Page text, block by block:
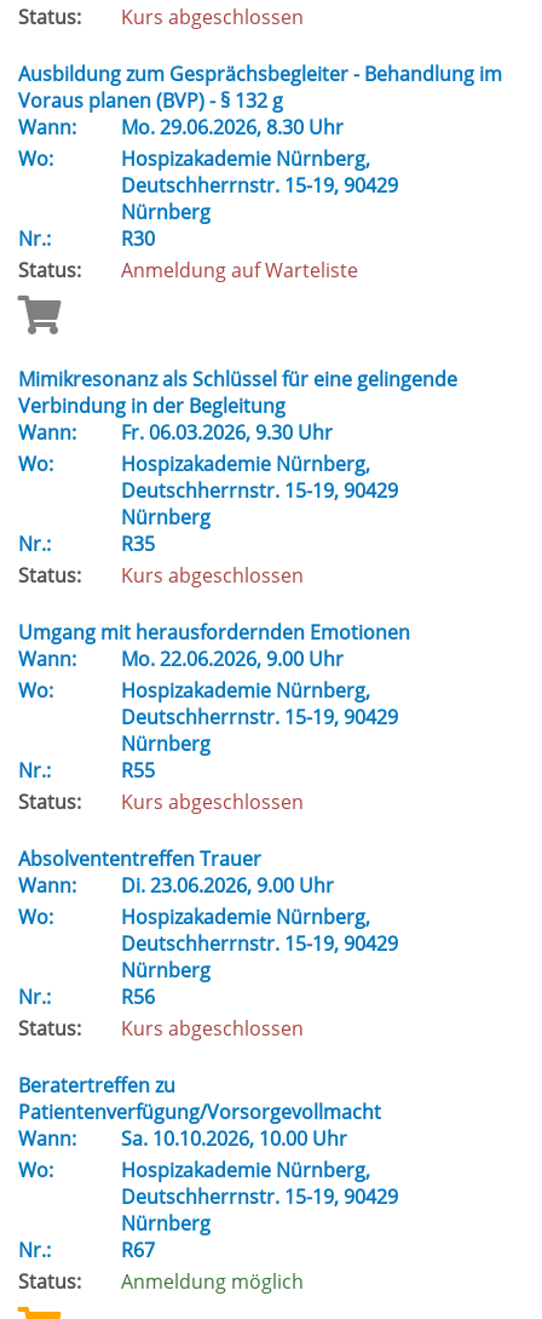
Status:
Kurs abgeschlossen
Ausbildung zum Gesprächsbegleiter - Behandlung im
Voraus planen (BVP) - § 132 g
Wann:
Mo.29.06.2026, 8.30 Uhr
Wo:
Hospizakademie Nürnberg,
Deutschherrnstr. 15-19, 90429
Nürnberg
Nr.:
R30
Status:
Anmeldung auf Warteliste
Mimikresonanz als Schlüssel für eine gelingende
Verbindung in der Begleitung
Wann:
Fr.06.03.2026, 9.30 Uhr
Wo:
Hospizakademie Nürnberg,
Deutschherrnstr. 15-19, 90429
Nürnberg
Nr.:
R35
Status:
Kurs abgeschlossen
Umgang mit herausfordernden Emotionen
Wann:
Mo.22.06.2026, 9.00 Uhr
Wo:
Hospizakademie Nürnberg,
Deutschherrnstr. 15-19, 90429
Nürnberg
Nr.:
R55
Status:
Kurs abgeschlossen
Absolvententreffen Trauer
Wann:
Di.23.06.2026, 9.00 Uhr
Wo:
Hospizakademie Nürnberg,
Deutschherrnstr. 15-19, 90429
Nürnberg
Nr.:
R56
Status:
Kurs abgeschlossen
Beratertreffen zu
Patientenverfügung/Vorsorgevollmacht
Wann:
Sa. 10.10.2026, 10.00 Uhr
Wo:
Hospizakademie Nürnberg,
Deutschherrnstr. 15-19, 90429
Nürnberg
Nr.:
R67
Status:
Anmeldung möglich